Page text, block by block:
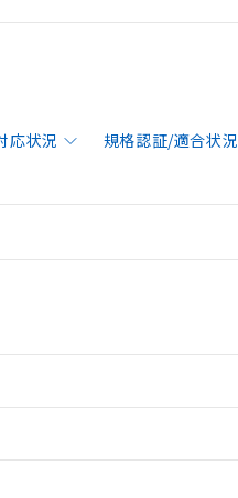
応状況 規格認証/適合状況